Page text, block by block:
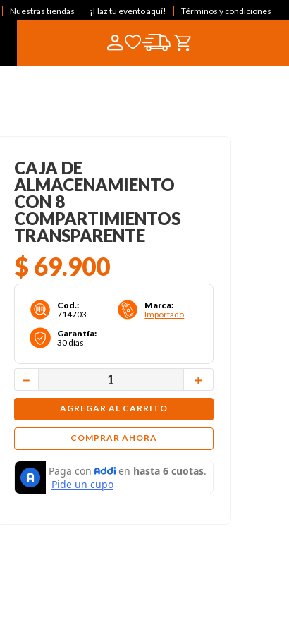
Nuestras tiendas ¡Haz tu evento aquí! Términos y condiciones
CAJA DE
ALMACENAMIENTO
CON 8
COMPARTIMIENTOS
TRANSPARENTE
$ 69.900
Cod.:
714703
Marca:
Importado
Garantía:
30 días
＋
－
AGREGAR AL CARRITO
COMPRAR AHORA